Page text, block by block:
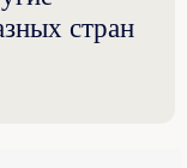
стран